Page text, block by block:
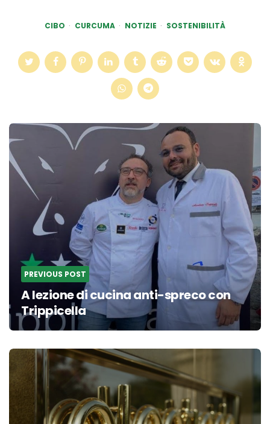
CIBO CURCUMA NOTIZIE SOSTENIBILITÀ
Post
navigation
PREVIOUS POST
A lezione di cucina anti-spreco con
Trippicella